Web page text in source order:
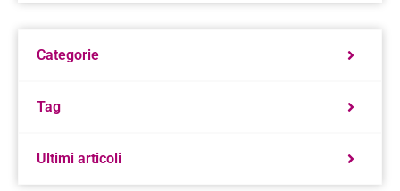
Categorie
Tag
Ultimi articoli